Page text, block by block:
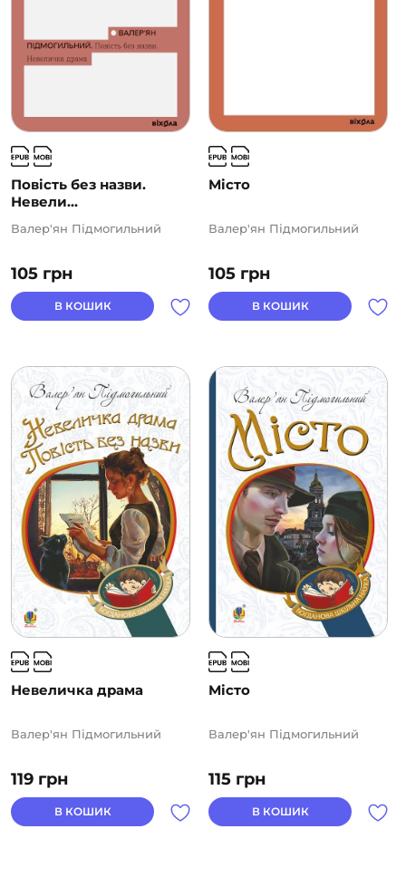
Повість без назви.
Невели...
105 грн
Валер'ян Підмогильний
В КОШИК
Місто
105 грн
Валер'ян Підмогильний
В КОШИК
Невеличка драма
119 грн
Валер'ян Підмогильний
В КОШИК
Місто
115 грн
Валер'ян Підмогильний
В КОШИК